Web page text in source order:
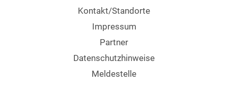
Kontakt/Standorte
Impressum
Partner
Datenschutzhinweise
Meldestelle